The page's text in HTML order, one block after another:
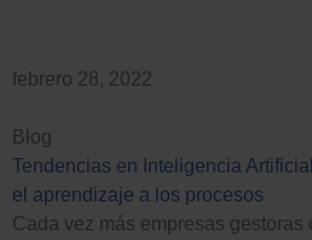
febrero 28, 2022
Blog
Tendencias en Inteligencia
el aprendizaje a los procesos
Cada vez más empresas gestoras